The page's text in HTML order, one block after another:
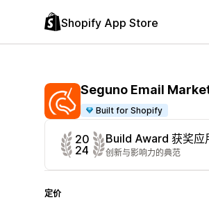
Shopify App Store
Seguno Email
Built for Shopify
20
24
Build Award 获奖应
创新与影响力的典范
定价